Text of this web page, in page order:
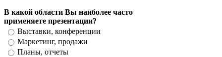
В какой области Вы наиболее часто
применяете презентации?
Выставки, конференции
Маркетинг, продажи
Планы, отчеты